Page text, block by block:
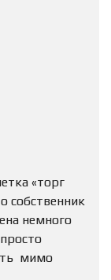
«торг
собственник
немного
мимо